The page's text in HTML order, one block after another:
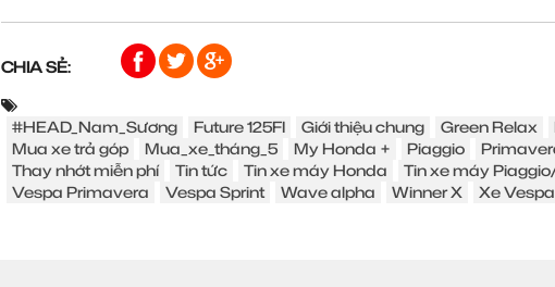
CHIA SẺ:
#HEAD_Nam_Sương Future 125FI Giới thiệu chung Green Relax
Mua xe trả góp
Mua_xe_tháng_5 My Honda + Piaggio
Thay nhớt miễn phí
Tin tức Tin xe máy Honda
Tin xe máy
Vespa Primavera
Vespa Sprint Wave alpha Winner X Xe Vespa